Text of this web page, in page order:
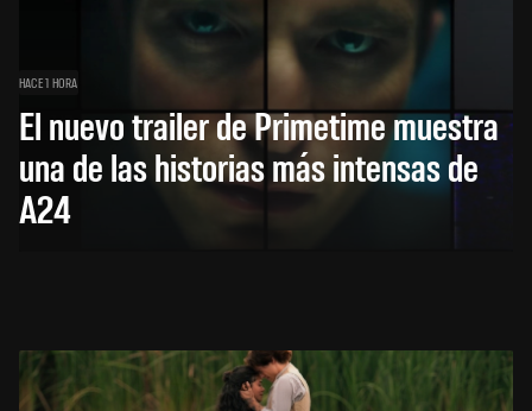
HACE 1 HORA
El nuevo trailer de Primetime muestra
una de las historias más intensas de
A24